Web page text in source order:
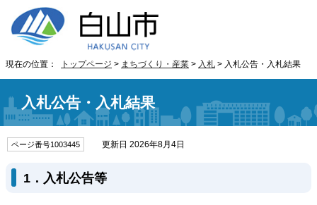
現在の位置： トップページ > まちづくり・産業 > 入札 > 入札公告・入札結果
入札公告・入札結果
ページ番号1003445 更新日 2026年8月4日
1．入札公告等